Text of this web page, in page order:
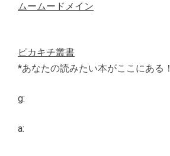
ムームードメイン
ピカキチ叢書
*あなたの読みたい本がここにある！
g:
a: